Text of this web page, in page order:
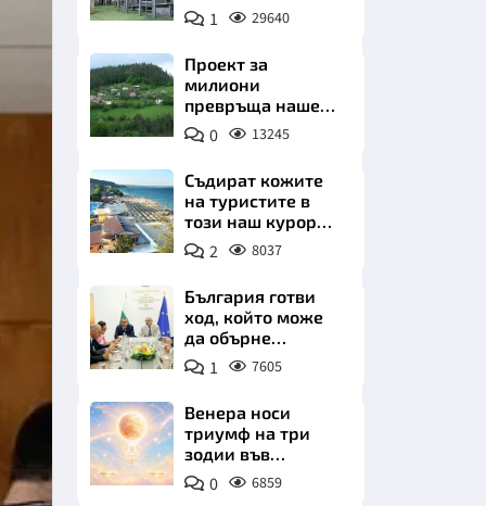
ХРАНА
1 29640
Проект за
милиони
превръща наше
село в магнит за
туристи
0 13245
Съдират кожите
на туристите в
този наш курорт.
Шокираща
сметка за обяд на
2 8037
България готви
ход, който може
да обърне
туристическия
сезон
1 7605
Венера носи
триумф на три
зодии във
всичките им
начинания до дни
0 6859